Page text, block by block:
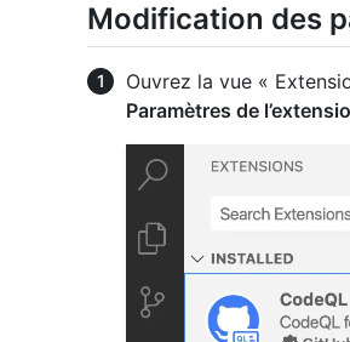
Modification des
Ouvrez la vue «
Paramètres de